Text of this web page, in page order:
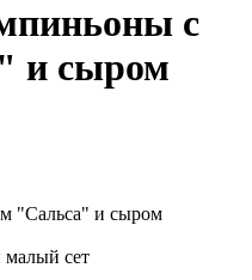
с
и сыром
"Сальса" и сыром
сет